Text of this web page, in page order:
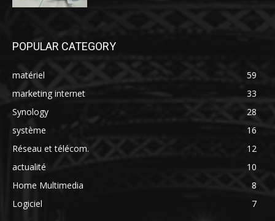
POPULAR CATEGORY
matériel
59
marketing internet
33
Synology
28
système
16
Réseau et télécom.
12
actualité
10
Home Multimedia
8
Logiciel
7